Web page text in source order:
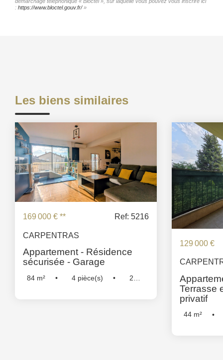
: https://www.bloctel.gouv.fr/»
Les biens similaires
169 000 € ** Ref: 5216
CARPENTRAS
Appartement - Résidence
sécurisée - Garage
84 m² 4 pièce(s)
2
129 000 €
Terrasse
privatif
44 m²